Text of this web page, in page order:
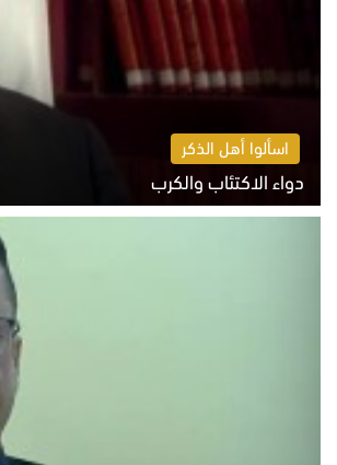
اسألوا أهل الذكر
دواء الاكتئاب والكرب
السبت 8 أغسطس 2026 10:54 ص